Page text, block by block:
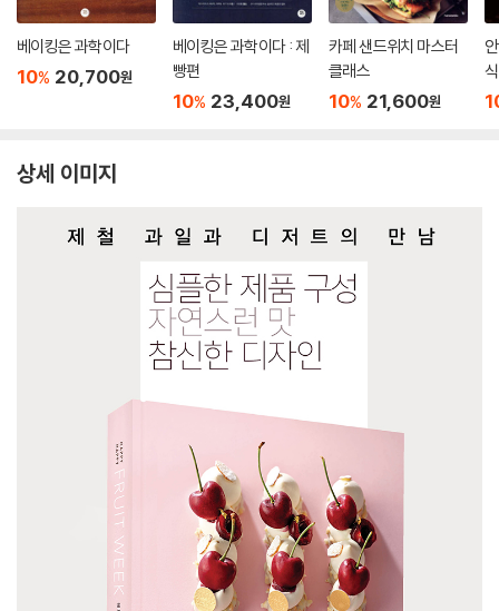
베이킹은 과학이다
10% 20,700원
베이킹은 과학이다 : 제
빵편
10% 23,400원
카페 샌드위치 마스터
클래스
10% 21,600원
상세 이미지